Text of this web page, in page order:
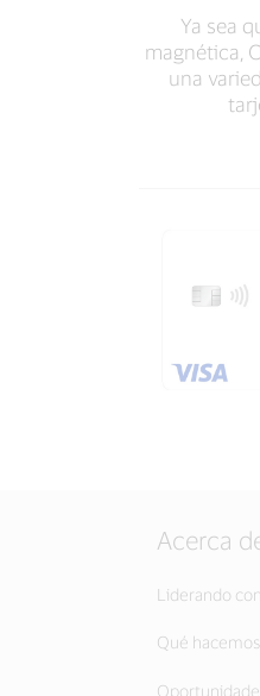
Ya sea
magnética,
una
Acerca
Liderando
Qué hacemos